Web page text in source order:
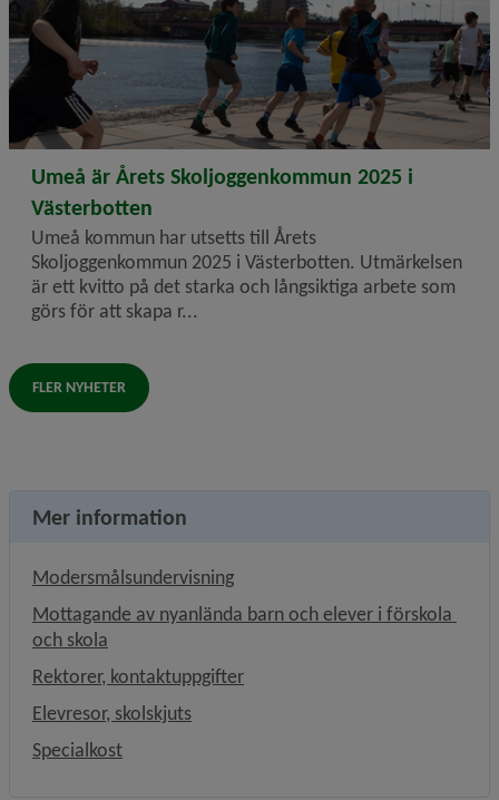
2026-04-15
Umeå är Årets Skoljoggenkommun 2025 i
Västerbotten
Umeå kommun har utsetts till Årets
Skoljoggenkommun 2025 i Västerbotten. Utmärkelsen
är ett kvitto på det starka och långsiktiga arbete som
görs för att skapa r...
FLER NYHETER
Mer information
Modersmålsundervisning
Mottagande av nyanlända barn och elever i förskola
och skola
Rektorer, kontaktuppgifter
Elevresor, skolskjuts
Specialkost